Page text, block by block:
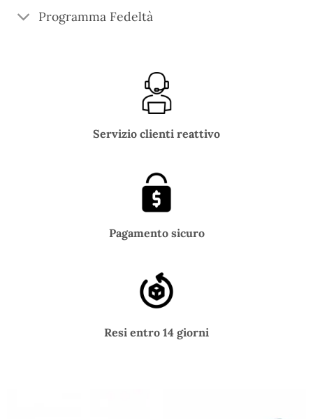
Programma Fedeltà
Servizio clienti reattivo
Pagamento sicuro
Resi entro 14 giorni